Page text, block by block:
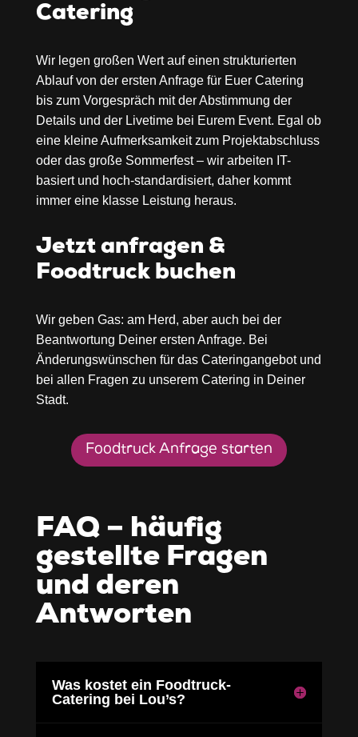
Catering
Wir legen großen Wert auf einen strukturierten
Ablauf von der ersten Anfrage für Euer Catering
bis zum Vorgespräch mit der Abstimmung der
Details und der Livetime bei Eurem Event. Egal ob
eine kleine Aufmerksamkeit zum Projektabschluss
oder das große Sommerfest – wir arbeiten IT-
basiert und hoch-standardisiert, daher kommt
immer eine klasse Leistung heraus.
Jetzt anfragen &
Foodtruck buchen
Wir geben Gas: am Herd, aber auch bei der
Beantwortung Deiner ersten Anfrage. Bei
Änderungswünschen für das Cateringangebot und
bei allen Fragen zu unserem Catering in Deiner
Stadt.
Foodtruck Anfrage starten
FAQ – häufig
gestellte Fragen
und deren
Antworten
Was kostet ein Foodtruck-
Catering bei Lou’s?